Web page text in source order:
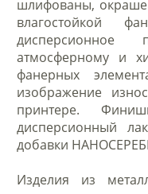
шлифованы,
влагостойкой
дисперсионное
атмосферному и
фанерных
изображение
принтере.
дисперсионный
добавки
Изделия из